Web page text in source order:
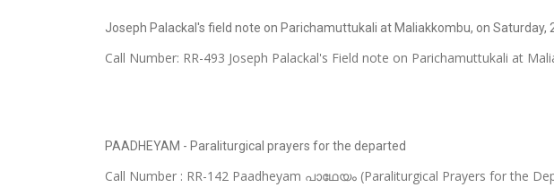
Joseph Palackal's field note on Parichamuttukali at Maliakkombu, on Saturday,
Call Number: RR-493 Joseph Palackal's Field note on Parichamuttukali at
PAADHEYAM - Paraliturgical prayers for the departed
Call Number : RR-142 Paadheyam പാഥേയം (Paraliturgical Prayers for the